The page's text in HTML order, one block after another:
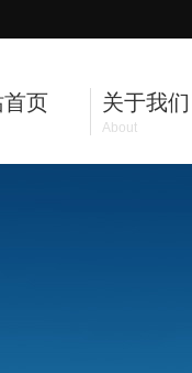
首页 关于我们
About